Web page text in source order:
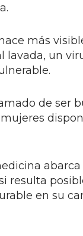
más
lavada, un
de ser
resulta
en su